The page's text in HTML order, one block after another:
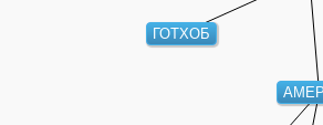
ГОТХОБ